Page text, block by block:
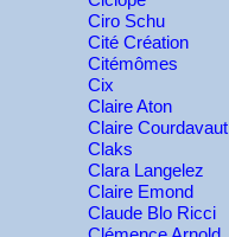
Ciro Schu
Cité Création
Citémômes
Cix
Claire Aton
Claire Courdavaut
Claks
Clara Langelez
Claire Emond
Claude Blo Ricci